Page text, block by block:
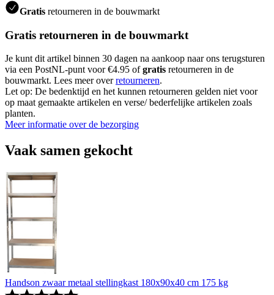
Gratis retourneren in de bouwmarkt
Gratis retourneren in de bouwmarkt
Je kunt dit artikel binnen 30 dagen na aankoop naar ons terugsturen
via een PostNL-punt voor €4.95 ofgratis retourneren in de
bouwmarkt. Lees meer overretourneren.
Let op: De bedenktijd en het kunnen retourneren gelden niet voor
op maat gemaakte artikelen en verse/ bederfelijke artikelen zoals
planten.
Meer informatie over de bezorging
Vaak samen gekocht
Handson zwaar metaal stellingkast 180x90x40 cm 175 kg